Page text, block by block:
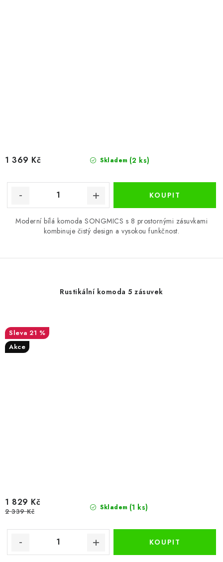
Skladem (2 ks)
1 369 Kč
Moderní bílá komoda SONGMICS s 8 prostornými zásuvkami
kombinuje čistý design a vysokou funkčnost.
Rustikální komoda 5 zásuvek
21 %
Akce
Skladem (1 ks)
1 829 Kč
2 339 Kč